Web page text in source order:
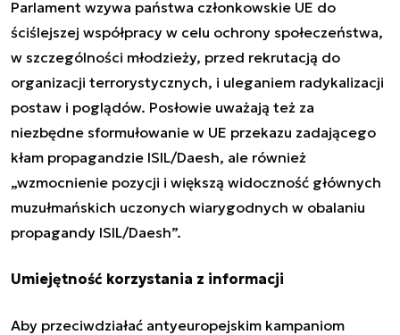
Parlament wzywa państwa członkowskie UE do
ściślejszej współpracy w celu ochrony społeczeństwa,
w szczególności młodzieży, przed rekrutacją do
organizacji terrorystycznych, i uleganiem radykalizacji
postaw i poglądów. Posłowie uważają też za
niezbędne sformułowanie w UE przekazu zadającego
kłam propagandzie ISIL/Daesh, ale również
„wzmocnienie pozycji i większą widoczność głównych
muzułmańskich uczonych wiarygodnych w obalaniu
propagandy ISIL/Daesh”.
Umiejętność korzystania z informacji
Aby przeciwdziałać antyeuropejskim kampaniom